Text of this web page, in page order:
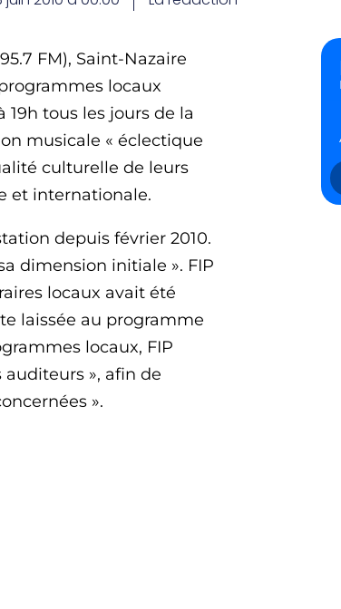
FM), Saint-Nazaire
locaux
19h tous les jours de la
musicale « éclectique
culturelle de leurs
et internationale.
depuis février 2010.
dimension initiale ». FIP
locaux avait été
laissée au programme
locaux, FIP
», afin de
».